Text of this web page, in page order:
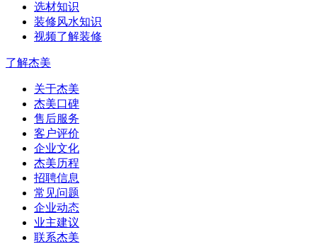
选材知识
装修风水知识
视频了解装修
了解杰美
关于杰美
杰美口碑
售后服务
客户评价
企业文化
杰美历程
招聘信息
常见问题
企业动态
业主建议
联系杰美